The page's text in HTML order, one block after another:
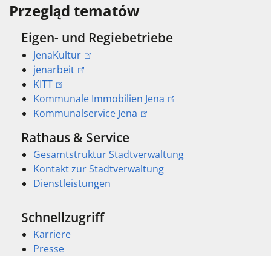
Przegląd tematów
Eigen- und Regiebetriebe
JenaKultur
jenarbeit
KITT
Kommunale Immobilien Jena
Kommunalservice Jena
Rathaus & Service
Gesamtstruktur Stadtverwaltung
Kontakt zur Stadtverwaltung
Dienstleistungen
Schnellzugriff
Karriere
Presse